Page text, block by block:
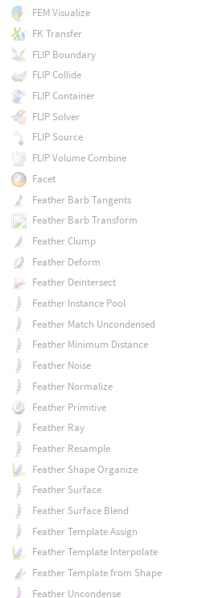
FEM Visualize
FK Transfer
FLIP Boundary
FLIP Collide
FLIP Container
FLIP Solver
FLIP Source
FLIP Volume Combine
Facet
Feather Barb Tangents
Feather Barb Transform
Feather Clump
Feather Deform
Feather Deintersect
Feather Instance Pool
Feather Match Uncondensed
Feather Minimum Distance
Feather Noise
Feather Normalize
Feather Primitive
Feather Ray
Feather Resample
Feather Shape Organize
Feather Surface
Feather Surface Blend
Feather Template Assign
Feather Template Interpolate
Feather Template from Shape
Feather Uncondense